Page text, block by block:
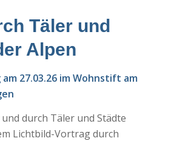
Täler und
Alpen
27.03.26 im Wohnstift am
durch Täler und Städte
Lichtbild-Vortrag durch